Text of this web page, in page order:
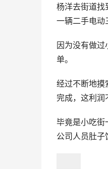
杨洋去街道找
一辆二手电动
因为没有做
单。
经过不断地摸
完成，这利润
毕竟是小吃街
公司人员肚子